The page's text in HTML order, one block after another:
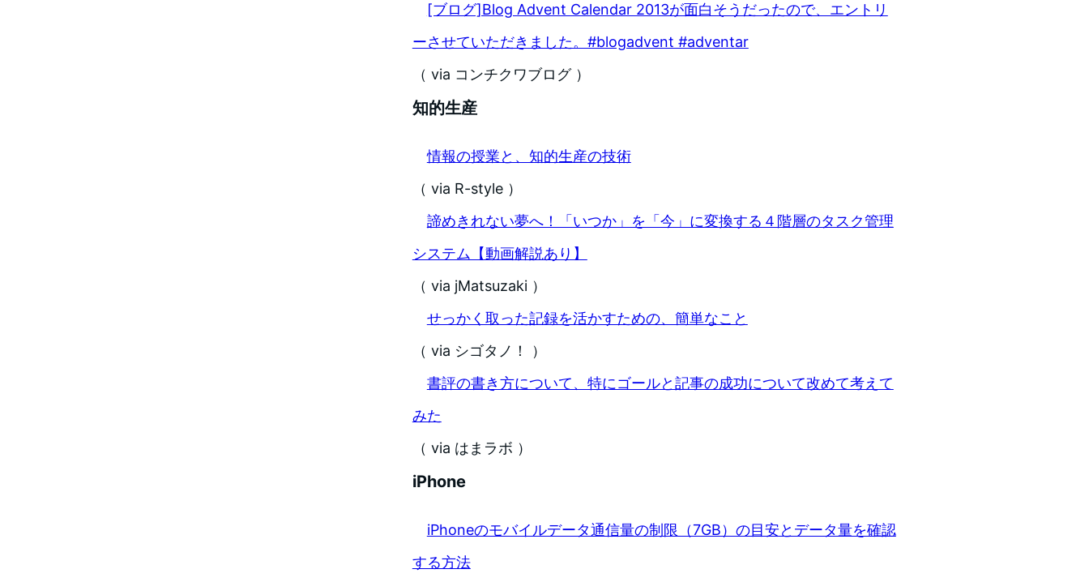
[ブログ]Blog Advent Calendar 2013が面白そうだったので、エントリ
ーさせていただきました。#blogadvent #adventar
（ via コンチクワブログ ）
知的生産
情報の授業と、知的生産の技術
（ via R-style ）
諦めきれない夢へ！「いつか」を「今」に変換する４階層のタスク管理
システム【動画解説あり】
（ via jMatsuzaki ）
せっかく取った記録を活かすための、簡単なこと
（ via シゴタノ！ ）
書評の書き方について、特にゴールと記事の成功について改めて考えて
みた
（ via はまラボ ）
iPhone
iPhoneのモバイルデータ通信量の制限（7GB）の目安とデータ量を確認
する方法